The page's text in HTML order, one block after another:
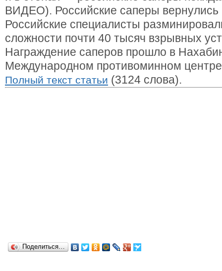
ВИДЕО). Российские саперы вернулись
Российские специалисты
сложности почти 40 тысяч взрывных
Награждение саперов прошло в
Международном противоминном
Полный текст статьи (3124 слова).
Поделиться…